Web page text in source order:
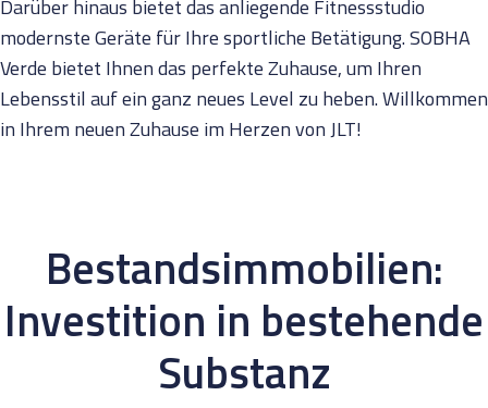
Darüber hinaus bietet das anliegende Fitnessstudio
modernste Geräte für Ihre sportliche Betätigung. SOBHA
Verde bietet Ihnen das perfekte Zuhause, um Ihren
Lebensstil auf ein ganz neues Level zu heben. Willkommen
in Ihrem neuen Zuhause im Herzen von JLT!
Bestandsimmobilien:
Investition in bestehende
Substanz